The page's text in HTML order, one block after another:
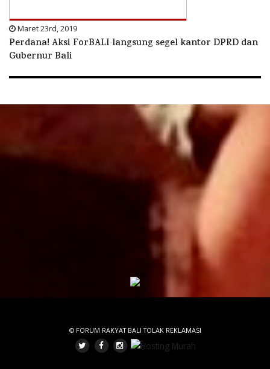
Maret 23rd, 2019
Perdana! Aksi ForBALI langsung segel kantor DPRD dan
Gubernur Bali
© FORUM RAKYAT BALI TOLAK REKLAMASI